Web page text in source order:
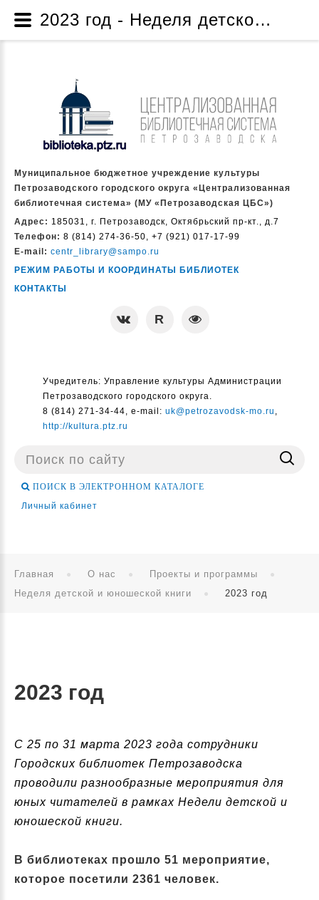
Муниципальное бюджетное учреждение культуры
Петрозаводского городского округа «Централизованная
библиотечная система» (МУ «Петрозаводская ЦБС»)
Адрес: 185031, г. Петрозаводск, Октябрьский пр-кт., д.7
Телефон: 8 (814) 274-36-50, +7 (921) 017-17-99
E-mail: centr_library@sampo.ru
РЕЖИМ РАБОТЫ И КООРДИНАТЫ БИБЛИОТЕК
КОНТАКТЫ
Учредитель: Управление культуры Администрации
Петрозаводского городского округа.
8 (814) 271-34-44, e-mail: uk@petrozavodsk-mo.ru ,
http://kultura.ptz.ru
Поиск
ПОИСК В ЭЛЕКТРОННОМ КАТАЛОГЕ
Личный кабинет
Главная О нас
Проекты и программы
Неделя детской и юношеской книги
2023 год
2023 год
С 25 по 31 марта 2023 года сотрудники
Городских библиотек Петрозаводска
проводили разнообразные мероприятия для
юных читателей в рамках Недели детской и
юношеской книги.
В библиотеках прошло 51 мероприятие,
которое посетили 2361 человек.
2023 год - Неделя детской и юношеской книги - Проекты и программы - О нас - Муниципальное бюджетное учреждение культуры Петрозаводского городского округа «Централизованная библиотечная система» (МУ «Петрозаводская ЦБС»)